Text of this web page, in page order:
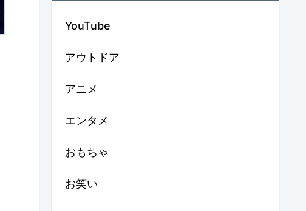
YouTube
アウトドア
アニメ
エンタメ
おもちゃ
お笑い